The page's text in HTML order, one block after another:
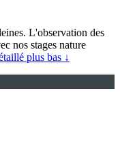
L'observation des
nos stages nature
plus bas ↓